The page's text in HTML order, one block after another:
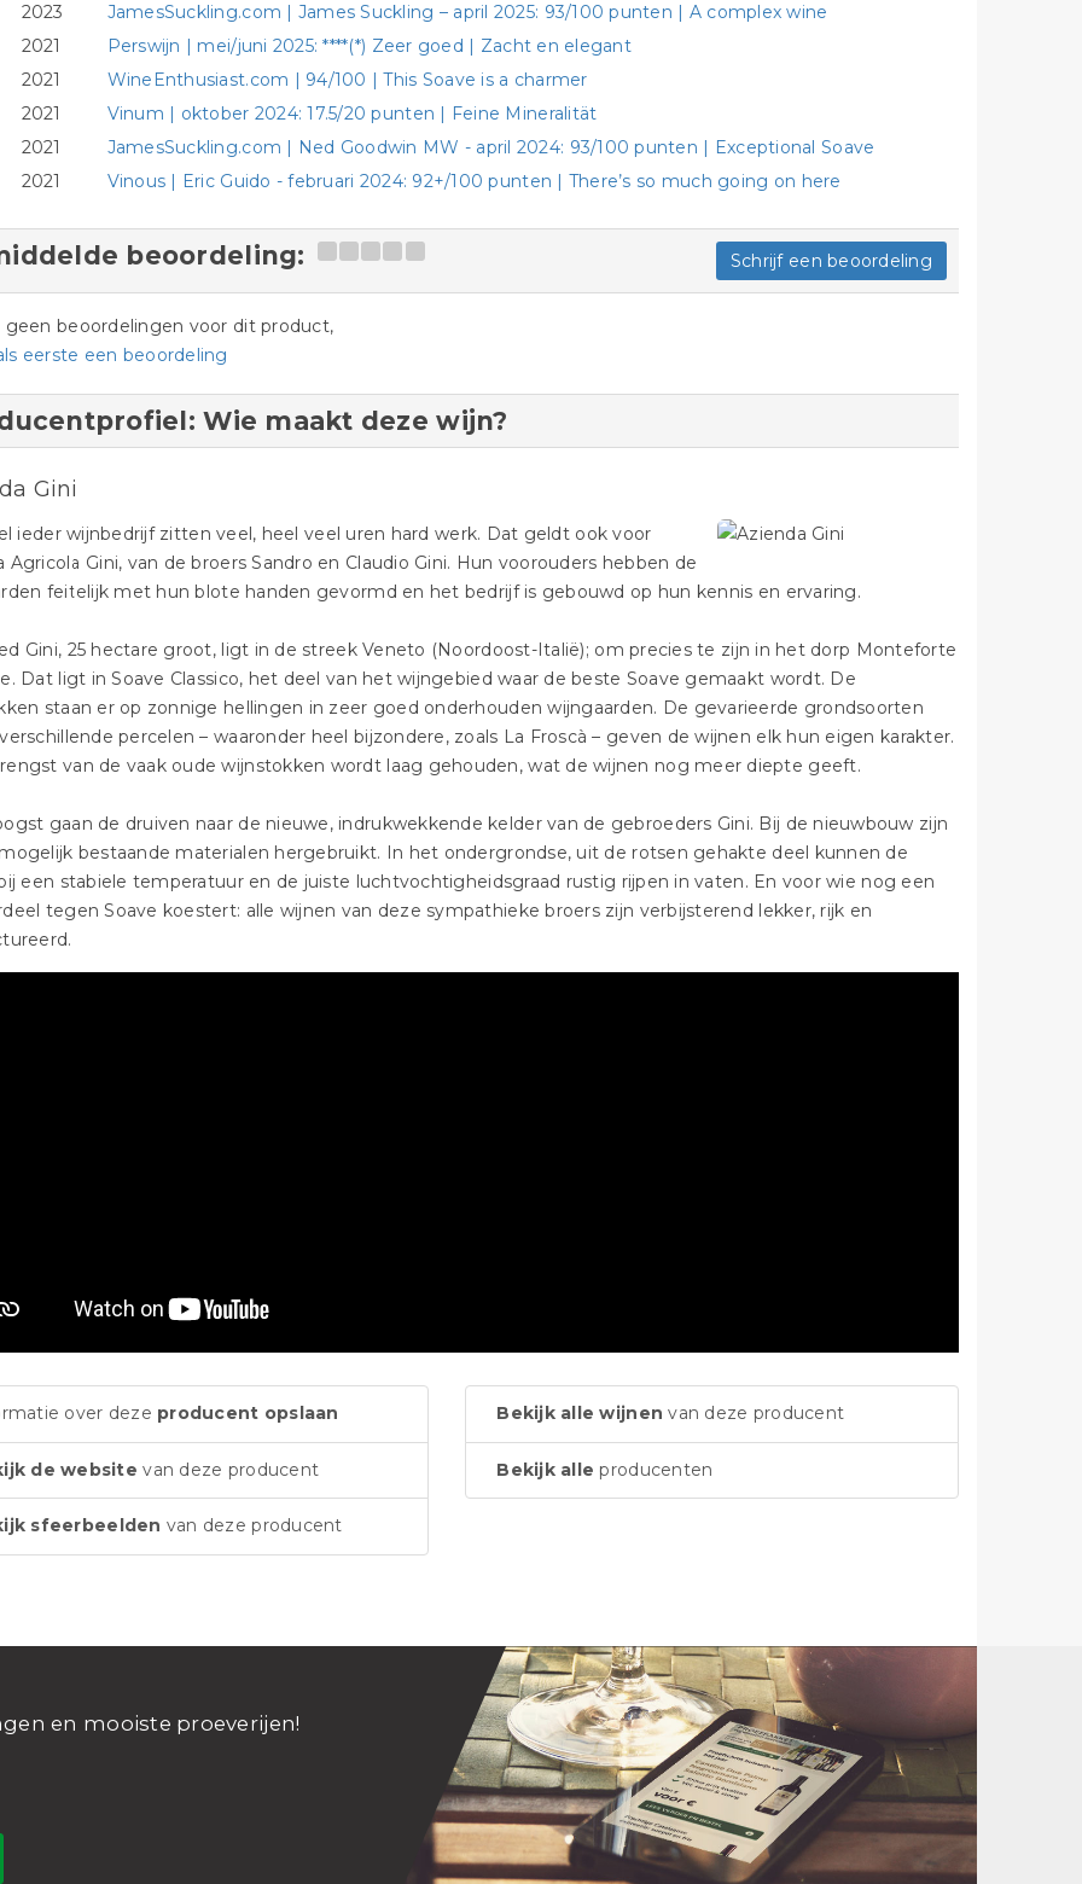
2023
JamesSuckling.com | James Suckling – april 2025: 93/100 punten | A complex wine
2021
Perswijn | mei/juni 2025: ****(*) Zeer goed | Zacht en elegant
2021
WineEnthusiast.com | 94/100 | This Soave is a charmer
2021
Vinum | oktober 2024: 17.5/20 punten | Feine Mineralität
2021
JamesSuckling.com | Ned Goodwin MW - april 2024: 93/100 punten | Exceptional Soave
2021
Vinous | Eric Guido - februari 2024: 92+/100 punten | There’s so much going on here
beoordeling: Schrijf een beoordeling
geen beoordelingen voor dit product,
eerste een beoordeling
Wie maakt deze wijn?
Gini
ieder wijnbedrijf zitten veel, heel veel uren hard werk. Dat geldt ook voor
Agricola Gini, van de broers Sandro en Claudio Gini. Hun voorouders hebben de
feitelijk met hun blote handen gevormd en het bedrijf is gebouwd op hun kennis en ervaring.
Gini, 25 hectare groot, ligt in de streek Veneto (Noordoost-Italië); om precies te zijn in het dorp Monteforte
Dat ligt in Soave Classico, het deel van het wijngebied waar de beste Soave gemaakt wordt. De
staan er op zonnige hellingen in zeer goed onderhouden wijngaarden. De gevarieerde grondsoorten
percelen – waaronder heel bijzondere, zoals La Froscà – geven de wijnen elk hun eigen karakter.
van de vaak oude wijnstokken wordt laag gehouden, wat de wijnen nog meer diepte geeft.
gaan de druiven naar de nieuwe, indrukwekkende kelder van de gebroeders Gini. Bij de nieuwbouw zijn
bestaande materialen hergebruikt. In het ondergrondse, uit de rotsen gehakte deel kunnen de
een stabiele temperatuur en de juiste luchtvochtigheidsgraad rustig rijpen in vaten. En voor wie nog een
tegen Soave koestert: alle wijnen van deze sympathieke broers zijn verbijsterend lekker, rijk en
over deze producent opslaan
de website van deze producent
sfeerbeelden van deze producent
Bekijk alle wijnen van deze producent
Bekijk alle producenten
en mooiste proeverijen!